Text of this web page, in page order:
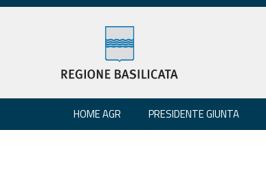
HOME AGR PRESIDENTE GIUNTA